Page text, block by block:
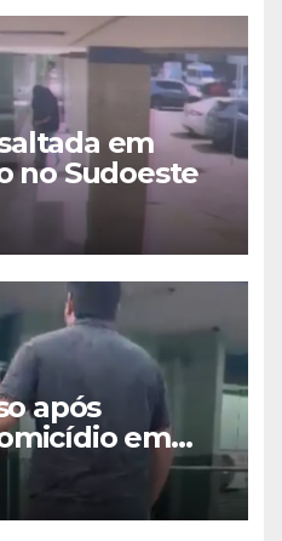
em
no Sudoeste
após
em